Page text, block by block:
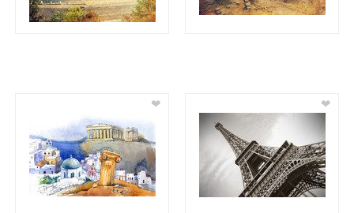
❤ ❤